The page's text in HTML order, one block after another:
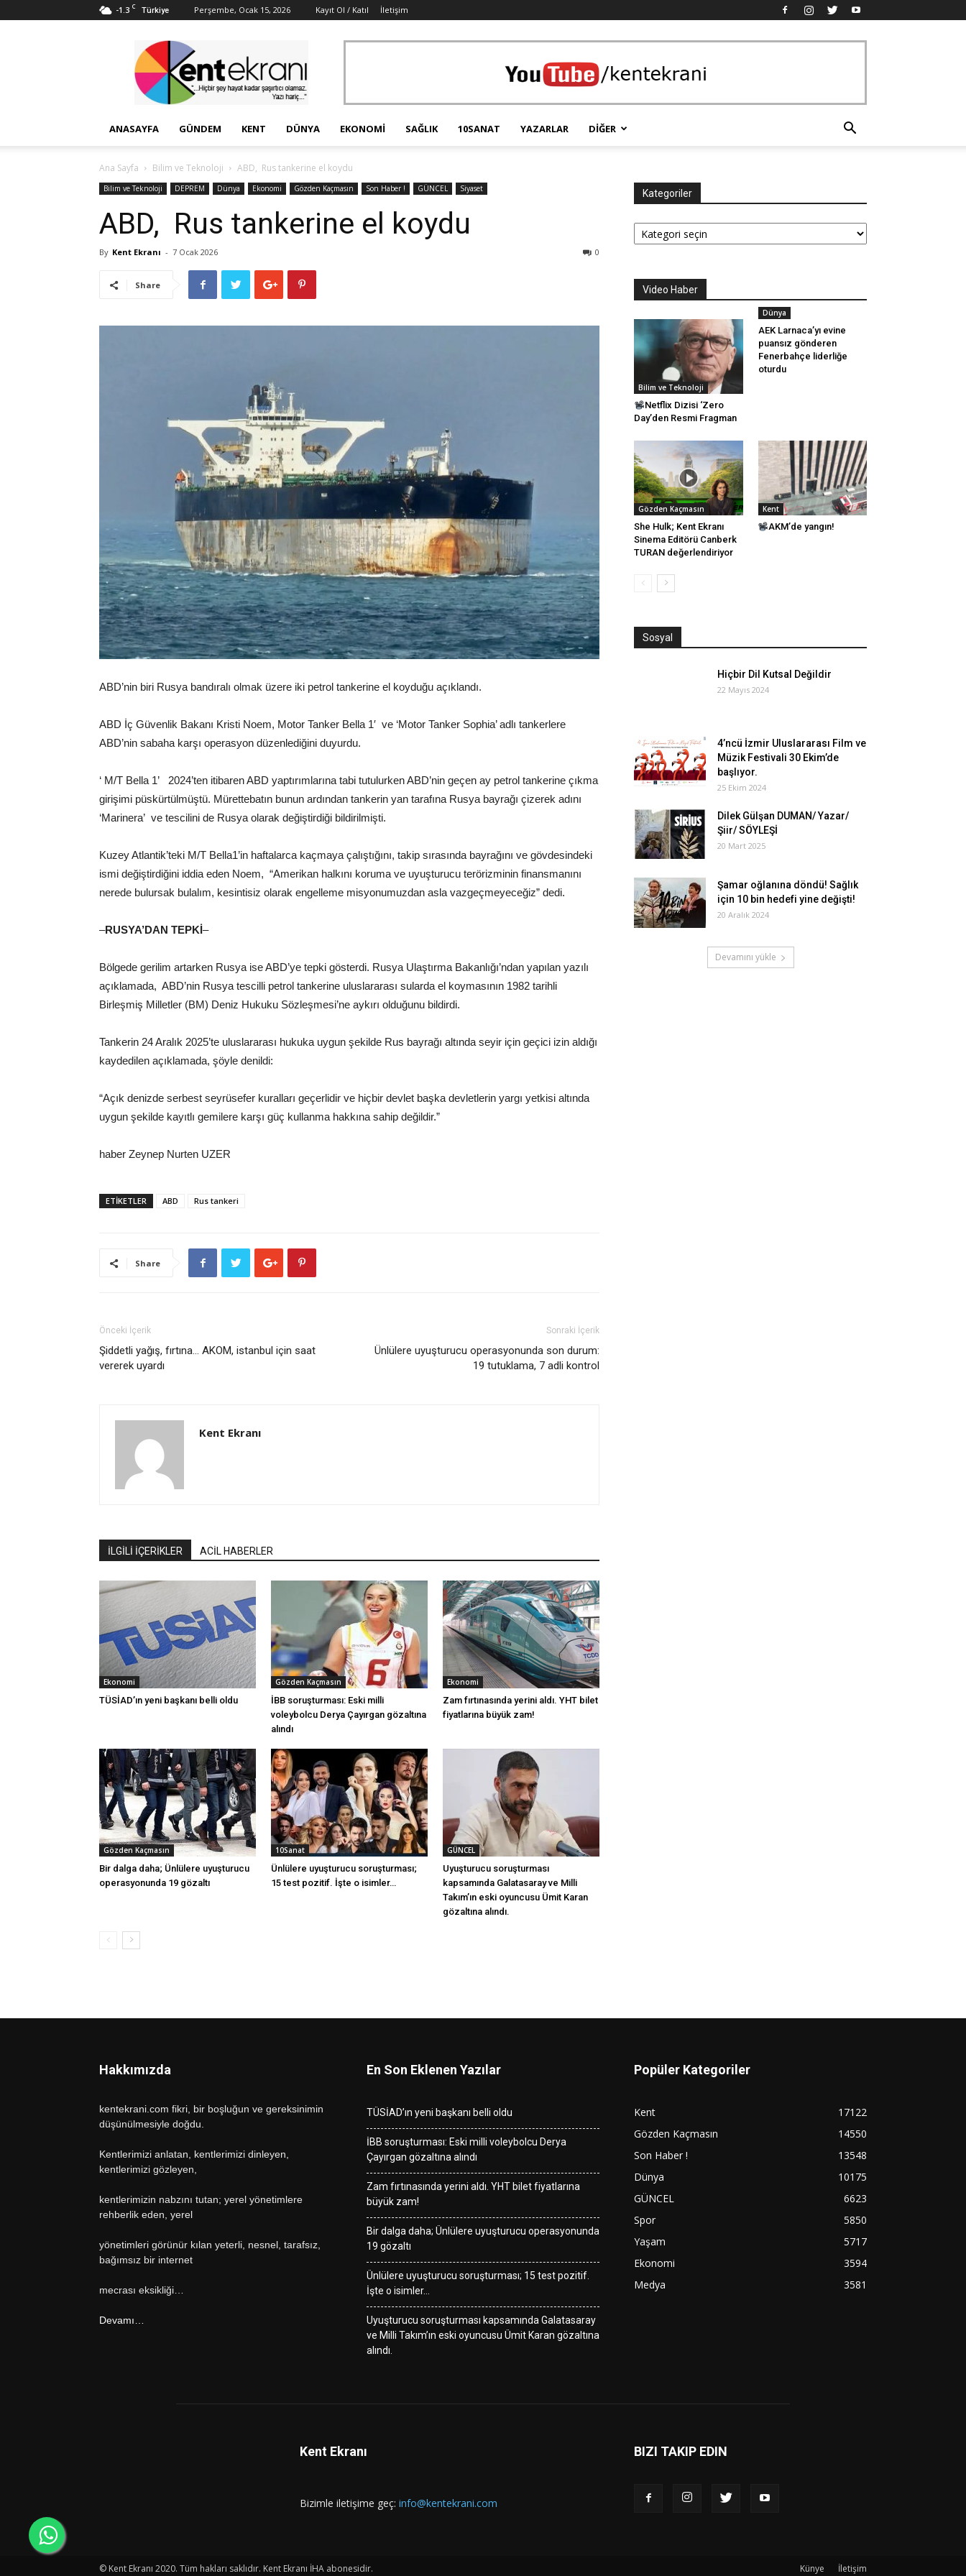
-1.3 C Türkiye Perşembe, Ocak 15, 2026 Kayıt Ol / Katıl İletişim
Ekranı
ANASAYFA GÜNDEM KENT DÜNYA EKONOMI SAĞLIK 10SANAT YAZARLAR DIĞER
Ana Sayfa Bilim ve Teknoloji ABD, Rus tankerine el koydu
Bilim ve Teknoloji DEPREM Dünya Ekonomi Gözden Kaçmasın Son Haber ! GÜNCEL Siyaset
ABD, Rus tankerine el koydu
By Kent Ekranı - 7 Ocak 2026 0
Share
ABD’nin biri Rusya bandıralı olmak üzere iki petrol tankerine el koyduğu açıklandı.
ABD İç Güvenlik Bakanı Kristi Noem, Motor Tanker Bella 1′ ve ‘Motor Tanker Sophia’ adlı tankerlere
ABD’nin sabaha karşı operasyon düzenlediğini duyurdu.
‘ M/T Bella 1’ 2024’ten itibaren ABD yaptırımlarına tabi tutulurken ABD’nin geçen ay petrol tankerine çıkma
girişimi püskürtülmüştü. Mürettebatın bunun ardından tankerin yan tarafına Rusya bayrağı çizerek adını
‘Marinera’ ve tescilini de Rusya olarak değiştirdiği bildirilmişti.
Kuzey Atlantik’teki M/T Bella1’in haftalarca kaçmaya çalıştığını, takip sırasında bayrağını ve gövdesindeki
ismi değiştirdiğini iddia eden Noem, “Amerikan halkını koruma ve uyuşturucu terörizminin finansmanını
nerede bulursak bulalım, kesintisiz olarak engelleme misyonumuzdan asla vazgeçmeyeceğiz” dedi.
–RUSYA’DAN TEPKİ–
Bölgede gerilim artarken Rusya ise ABD’ye tepki gösterdi. Rusya Ulaştırma Bakanlığı’ndan yapılan yazılı
açıklamada, ABD’nin Rusya tescilli petrol tankerine uluslararası sularda el koymasının 1982 tarihli
Birleşmiş Milletler (BM) Deniz Hukuku Sözleşmesi’ne aykırı olduğunu bildirdi.
Tankerin 24 Aralık 2025’te uluslararası hukuka uygun şekilde Rus bayrağı altında seyir için geçici izin aldığı
kaydedilen açıklamada, şöyle denildi:
“Açık denizde serbest seyrüsefer kuralları geçerlidir ve hiçbir devlet başka devletlerin yargı yetkisi altında
uygun şekilde kayıtlı gemilere karşı güç kullanma hakkına sahip değildir.”
haber Zeynep Nurten UZER
ETİKETLER ABD Rus tankeri
Share
Önceki İçerik
Şiddetli yağış, fırtına… AKOM, istanbul için saat
vererek uyardı
Sonraki İçerik
Ünlülere uyuşturucu operasyonunda son durum:
19 tutuklama, 7 adli kontrol
Kent Ekranı
İLGİLİ İÇERİKLER ACİL HABERLER
Ekonomi
TÜSİAD’ın yeni başkanı belli oldu
Gözden Kaçmasın
İBB soruşturması: Eski milli
voleybolcu Derya Çayırgan gözaltına
alındı
Ekonomi
Zam fırtınasında yerini aldı. YHT bilet
fiyatlarına büyük zam!
Gözden Kaçmasın
Bir dalga daha; Ünlülere uyuşturucu
operasyonunda 19 gözaltı
10Sanat
Ünlülere uyuşturucu soruşturması;
15 test pozitif. İşte o isimler…
GÜNCEL
Uyuşturucu soruşturması
kapsamında Galatasaray ve Milli
Takım’ın eski oyuncusu Ümit Karan
gözaltına alındı.
Kategoriler
Kategoriler
Video Haber
Bilim ve Teknoloji
Netflix Dizisi ‘Zero
Day’den Resmi Fragman
Dünya
AEK Larnaca’yı evine
puansız gönderen
Fenerbahçe liderliğe
oturdu
Gözden Kaçmasın
She Hulk; Kent Ekranı
Sinema Editörü Canberk
TURAN değerlendiriyor
Kent
AKM’de yangın!
Sosyal
Hiçbir Dil Kutsal Değildir
22 Mayıs 2024
4’ncü İzmir Uluslararası Film ve
Müzik Festivali 30 Ekim’de
başlıyor.
25 Ekim 2024
Dilek Gülşan DUMAN/ Yazar/
Şiir/ SÖYLEŞİ
20 Mart 2025
Şamar oğlanına döndü! Sağlık
için 10 bin hedefi yine değişti!
20 Aralık 2024
Devamını yükle
Hakkımızda
kentekrani.com fikri, bir boşluğun ve gereksinimin
düşünülmesiyle doğdu.
Kentlerimizi anlatan, kentlerimizi dinleyen,
kentlerimizi gözleyen,
kentlerimizin nabzını tutan; yerel yönetimlere
rehberlik eden, yerel
yönetimleri görünür kılan yeterli, nesnel, tarafsız,
bağımsız bir internet
mecrası eksikliği…
Devamı…
En Son Eklenen Yazılar
TÜSİAD’ın yeni başkanı belli oldu
İBB soruşturması: Eski milli voleybolcu Derya
Çayırgan gözaltına alındı
Zam fırtınasında yerini aldı. YHT bilet fiyatlarına
büyük zam!
Bir dalga daha; Ünlülere uyuşturucu operasyonunda
19 gözaltı
Ünlülere uyuşturucu soruşturması; 15 test pozitif.
İşte o isimler…
Uyuşturucu soruşturması kapsamında Galatasaray
ve Milli Takım’ın eski oyuncusu Ümit Karan gözaltına
alındı.
Popüler Kategoriler
Kent
17122
Gözden Kaçmasın
14550
Son Haber !
13548
Dünya
10175
GÜNCEL
6623
Spor
5850
Yaşam
5717
Ekonomi
3594
Medya
3581
Kent Ekranı
Bizimle iletişime geç: info@kentekrani.com
BIZI TAKIP EDIN
Künye İletişim
© Kent Ekranı 2020. Tüm hakları saklıdır. Kent Ekranı İHA abonesidir.